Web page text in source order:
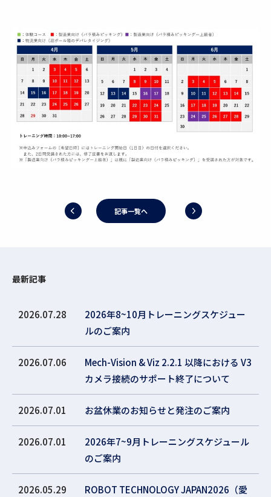
記事一覧へ
最新記事
2026.07.28
2026年8~10月トレーニングスケジュー
ルのご案内
2026.07.06
Mech-Vision & Viz 2.2.1 以降における V3
カメラ接続のサポート終了について
2026.07.01 お盆休業のお知らせと発注のご案内
2026.07.01
2026年7~9月トレーニングスケジュール
のご案内
2026.05.29
ROBOT TECHNOLOGY JAPAN2026（愛